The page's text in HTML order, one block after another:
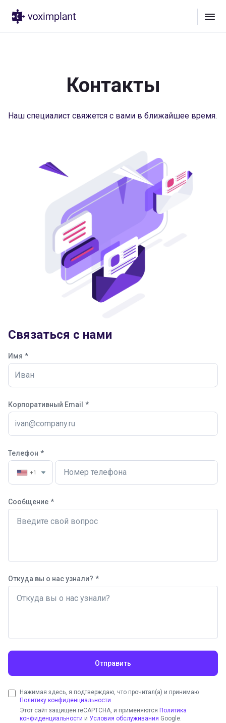
Контакты
Наш специалист свяжется с вами в ближайшее время.
Связаться с нами
Имя *
Корпоративный Email *
Телефон *
+1
Сообщение *
Откуда вы о нас узнали? *
Отправить
Нажимая здесь, я подтверждаю, что прочитал(а) и принимаю
Политику конфиденциальности
Этот сайт защищен reCAPTCHA, и применяются Политика
конфиденциальности и Условия обслуживания Google.